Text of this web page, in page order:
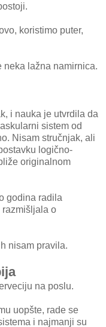
koristimo puter,
neka lažna namirnica.
i nauka je utvrdila da
sistem od
Nisam stručnjak, ali
logično-
originalnom
godina radila
razmišljala o
nisam pravila.
na poslu.
uopšte, rade se
i najmanji su